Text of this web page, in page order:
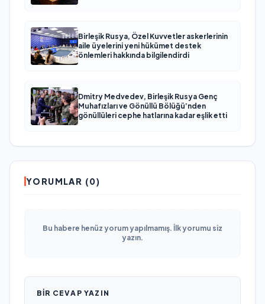
Birleşik Rusya, Özel Kuvvetler askerlerinin
aile üyelerini yeni hükümet destek
önlemleri hakkında bilgilendirdi
Dmitry Medvedev, Birleşik Rusya Genç
Muhafızları ve Gönüllü Bölüğü’nden
gönüllüleri cephe hatlarına kadar eşlik etti
YORUMLAR (0)
Bu habere henüz yorum yapılmamış. İlk yorumu siz
yazın.
BIR CEVAP YAZIN